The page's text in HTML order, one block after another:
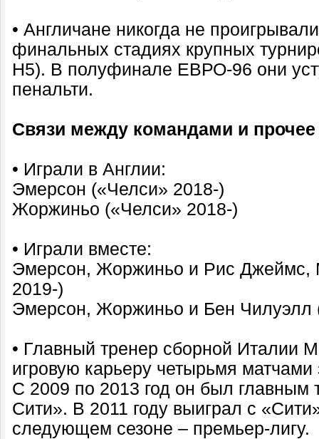
• Англичане никогда не
финальных стадиях крупных
Н5). В полуфинале ЕВРО-96 они
пенальти.
Связи между командами и прочее
• Играли в Англии:
Эмерсон («Челси» 2018-)
Жоржиньо («Челси» 2018-)
• Играли вместе:
Эмерсон, Жоржиньо и Рис Джеймс,
2019-)
Эмерсон, Жоржиньо и Бен Чилуэлл
• Главный тренер сборной Италии
игровую карьеру четырьмя матчами
С 2009 по 2013 год он был главным
Сити». В 2011 году выиграл с
следующем сезоне – премьер-лигу.